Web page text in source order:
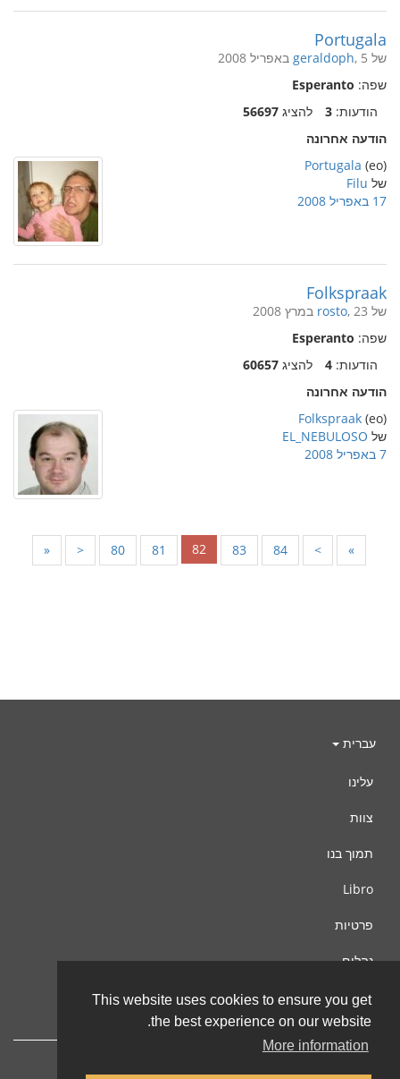
This website uses cookies to ensure you get
the best experience on our website.
More information
Portugala
של geraldoph, 5 באפריל 2008
שפה: Esperanto
הודעות: 3 להציג 56697
הודעה אחרונה
(eo)
Portugala
של Filu
17 באפריל 2008
Folkspraak
של rosto, 23 במרץ 2008
שפה: Esperanto
הודעות: 4 להציג 60657
הודעה אחרונה
(eo)
Folkspraak
של EL_NEBULOSO
7 באפריל 2008
« < 80 81 82 83 84 > »
עברית
עלינו
צוות
תמוך בנו
Libro
פרטיות
נהלים
צור קשר